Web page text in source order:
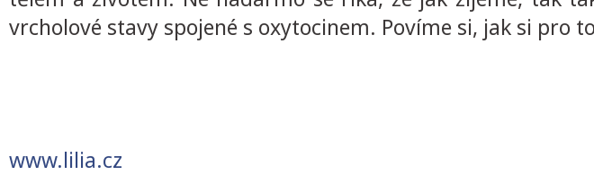
vrcholové stavy spojené s oxytocinem. Povíme si, jak si pro
www.lilia.cz